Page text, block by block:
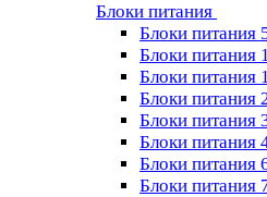
Блоки питания
Блоки питания
Блоки питания
Блоки питания
Блоки питания
Блоки питания
Блоки питания
Блоки питания
Блоки питания